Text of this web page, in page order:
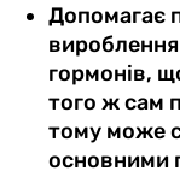
Допомагає
гормонів,
того ж сам
тому може
основними